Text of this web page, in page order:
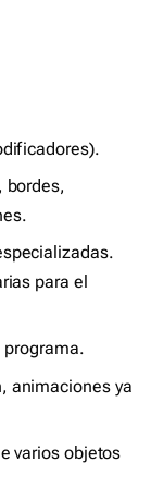
bordes,
para el
programa.
animaciones ya
varios objetos